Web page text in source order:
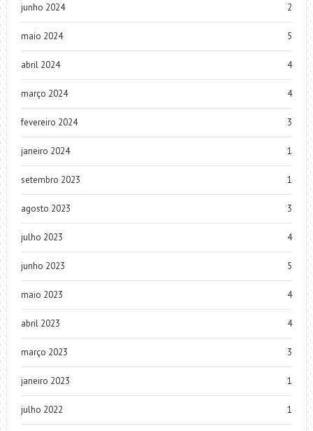
junho 2024 2
maio 2024 5
abril 2024 4
março 2024 4
fevereiro 2024 3
janeiro 2024 1
setembro 2023 1
agosto 2023 3
julho 2023 4
junho 2023 5
maio 2023 4
abril 2023 4
março 2023 3
janeiro 2023 1
julho 2022 1